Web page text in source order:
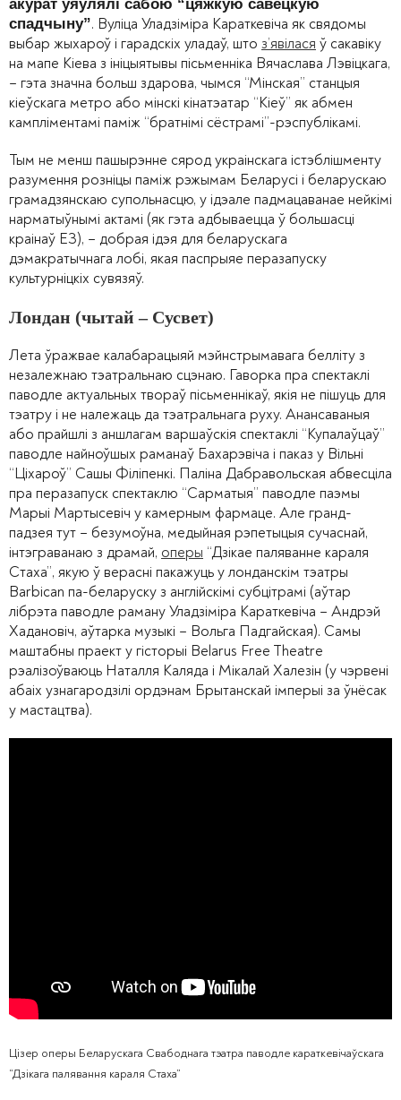
акурат уяўлялі сабою “цяжкую савецкую
спадчыну”. Вуліца Уладзіміра Караткевіча як свядомы
выбар жыхароў і гарадскіх уладаў, што з’явілася ў сакавіку
на мапе Кіева з ініцыятывы пісьменніка Вячаслава Лэвіцкага,
– гэта значна больш здарова, чымся “Мінская” станцыя
кіеўскага метро або мінскі кінатэатар “Кіеў” як абмен
кампліментамі паміж “братнімі сёстрамі”-рэспублікамі.
Тым не менш пашырэнне сярод украінскага істэблішменту
разумення розніцы паміж рэжымам Беларусі і беларускаю
грамадзянскаю супольнасцю, у ідэале падмацаванае нейкімі
нарматыўнымі актамі (як гэта адбываецца ў большасці
краінаў ЕЗ), – добрая ідэя для беларускага
дэмакратычнага лобі, якая паспрыяе перазапуску
культурніцкіх сувязяў.
Лондан (чытай – Сусвет)
Лета ўражвае калабарацыяй мэйнстрымавага белліту з
незалежнаю тэатральнаю сцэнаю. Гаворка пра спектаклі
паводле актуальных твораў пісьменнікаў, якія не пішуць для
тэатру і не належаць да тэатральнага руху. Анансаваныя
або прайшлі з аншлагам варшаўскія спектаклі “Купалаўцаў”
паводле найноўшых раманаў Бахарэвіча і паказ у Вільні
“Ціхароў” Сашы Філіпенкі. Паліна Дабравольская абвесціла
пра перазапуск спектаклю “Сарматыя” паводле паэмы
Марыі Мартысевіч у камерным фармаце. Але гранд-
падзея тут – безумоўна, медыйная рэпетыцыя сучаснай,
інтэграванаю з драмай, оперы “Дзікае паляванне караля
Стаха”, якую ў верасні пакажуць у лонданскім тэатры
Barbican па-беларуску з англійскімі субцітрамі (аўтар
лібрэта паводле раману Уладзіміра Караткевіча – Андрэй
Хадановіч, аўтарка музыкі – Вольга Падгайская). Самы
маштабны праект у гісторыі Belarus Free Theatre
рэалізоўваюць Наталля Каляда і Мікалай Халезін (у чэрвені
абаіх узнагародзілі ордэнам Брытанскай імперыі за ўнёсак
у мастацтва).
Цізер оперы Беларускага Свабоднага тэатра паводле караткевічаўскага
“Дзікага палявання караля Стаха”